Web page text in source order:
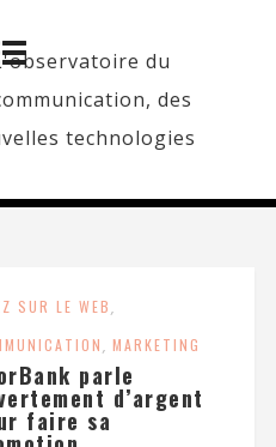
SUR LE WEB,
, MARKETING
parle
d’argent
faire sa